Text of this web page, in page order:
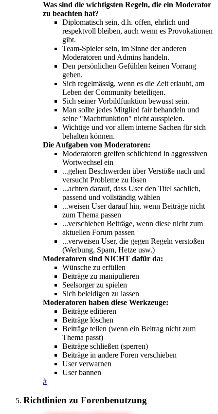
Was sind die wichtigsten Regeln, die ein Moderator
zu beachten hat?
Diplomatisch sein, d.h. offen, ehrlich und
respektvoll bleiben, auch wenn es Provokationen
gibt.
Team-Spieler sein, im Sinne der anderen
Moderatoren und Admins handeln.
Den persönlichen Gefühlen keinen Vorrang
geben.
Sich regelmässig, wenn es die Zeit erlaubt, am
Leben der Community beteiligen.
Sich seiner Vorbildfunktion bewusst sein.
Man sollte jedes Mitglied fair behandeln und
seine "Machtfunktion" nicht ausspielen.
Wichtige und vor allem interne Sachen für sich
behalten können.
Die Aufgaben von Moderatoren:
Moderatoren greifen schlichtend in aggressiven
Wortwechsel ein
...gehen Beschwerden über Verstöße nach und
versucht Probleme zu lösen
...achten darauf, dass User den Titel sachlich,
passend und vollständig wählen
...weisen User darauf hin, wenn Beiträge nicht
zum Thema passen
...verschieben Beiträge, wenn diese nicht zum
aktuellen Forum passen
...verweisen User, die gegen Regeln verstoßen
(Werbung, Spam, Hetze usw.)
Moderatoren sind NICHT dafür da:
Wünsche zu erfüllen
Beiträge zu manipulieren
Seelsorger zu spielen
Sich beleidigen zu lassen
Moderatoren haben diese Werkzeuge:
Beiträge editieren
Beiträge löschen
Beiträge teilen (wenn ein Beitrag nicht zum
Thema passt)
Beiträge schließen (sperren)
Beiträge in andere Foren verschieben
User verwarnen
User bannen
#
Richtlinien zu Forenbenutzung